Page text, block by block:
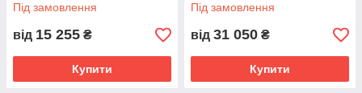
Під замовлення
від 15 255 ₴
Купити
Під замовлення
від 31 050 ₴
Купити